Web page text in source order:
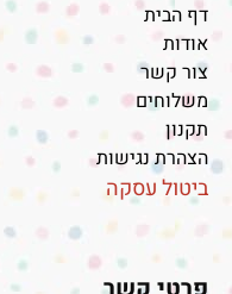
דף הבית
אודות
צור קשר
משלוחים
תקנון
הצהרת נגישות
ביטול עסקה